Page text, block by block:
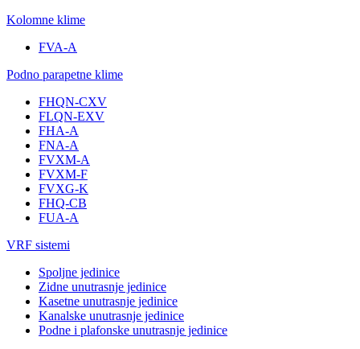
Kolomne klime
FVA-A
Podno parapetne klime
FHQN-CXV
FLQN-EXV
FHA-A
FNA-A
FVXM-A
FVXM-F
FVXG-K
FHQ-CB
FUA-A
VRF sistemi
Spoljne jedinice
Zidne unutrasnje jedinice
Kasetne unutrasnje jedinice
Kanalske unutrasnje jedinice
Podne i plafonske unutrasnje jedinice